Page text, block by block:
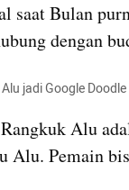
saat Bulan
dengan
jadi Google
Alu
Alu. Pemain